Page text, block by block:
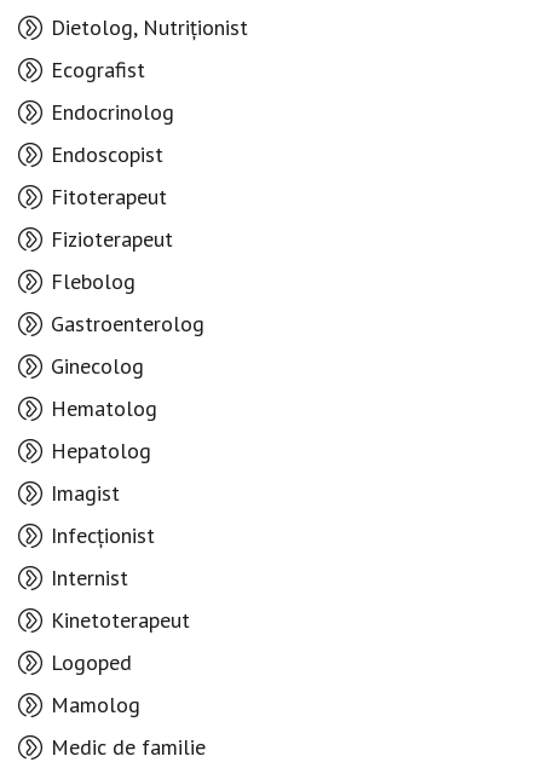
Dietolog, Nutriționist
Ecografist
Endocrinolog
Endoscopist
Fitoterapeut
Fizioterapeut
Flebolog
Gastroenterolog
Ginecolog
Hematolog
Hepatolog
Imagist
Infecționist
Internist
Kinetoterapeut
Logoped
Mamolog
Medic de familie